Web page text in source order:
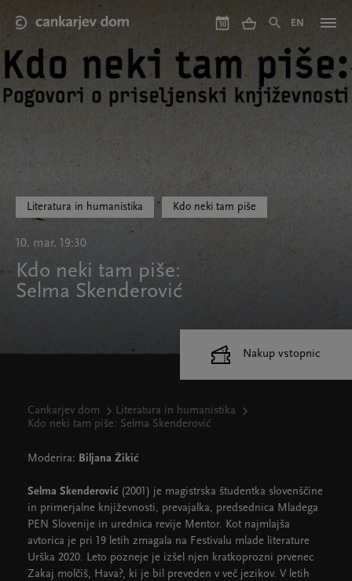
main
10 EN
Literatura in humanistika Kdo neki tam piše
10. mar. 19:30
Kdo neki tam piše:
Selma Skenderović
Cankarjev dom
Literatura in humanistika
Kdo neki tam piše: Selma Skenderović
Moderira: Biljana Žikić
Selma Skenderović (2001) je magistrska študentka slovenščine
in primerjalne književnosti, prevajalka, predsednica Mladega
PEN Slovenije in urednica revije Mentor. Kot najmlajša
avtorica je pri 19 letih zmagala na Festivalu mlade literature
Urška 2020. Leto pozneje je izšel njen kratkoprozni prvenec
Zakaj molčiš, Hava?, ki je bil preveden v več jezikov. V letih
Nakup vstopnic